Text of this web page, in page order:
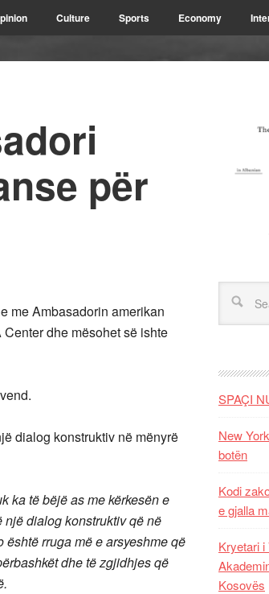
Culture Sports Economy
për
me Ambasadorin amerikan
dhe mësohet së ishte
dialog konstruktiv në mënyrë
ka të bëjë as me kërkesën e
dialog konstruktiv që në
rruga më e arsyeshme që
dhe të zgjidhjes që
SPAÇI
New
botën
Kodi
e gjalla
Kryetari
Kosovës